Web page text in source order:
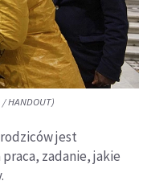
/ HANDOUT)
jest
zadanie, jakie